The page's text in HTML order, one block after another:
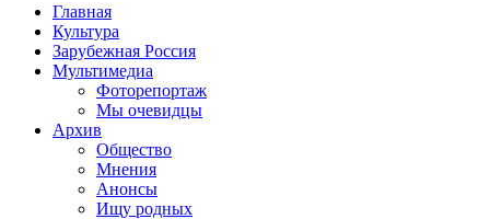
Главная
Культура
Зарубежная Россия
Мультимедиа
Фоторепортаж
Мы очевидцы
Архив
Общество
Мнения
Анонсы
Ищу родных